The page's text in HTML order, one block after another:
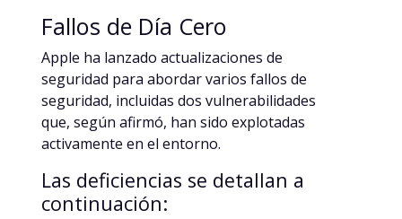
Fallos de Día Cero
Apple ha lanzado actualizaciones de
seguridad para abordar varios fallos de
seguridad, incluidas dos vulnerabilidades
que, según afirmó, han sido explotadas
activamente en el entorno.
Las deficiencias se detallan a
continuación: